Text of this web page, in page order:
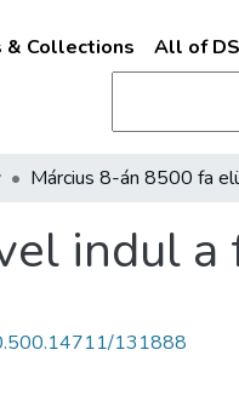
& Collections All of
indul a
131888